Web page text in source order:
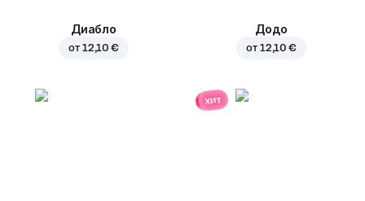
Диабло
от 12,10 €
Додо
от 12,10 €
хит